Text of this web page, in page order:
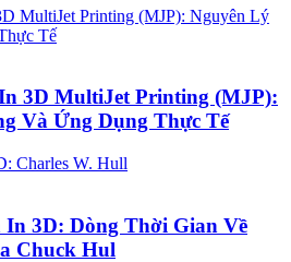
3D MultiJet Printing (MJP):
Và Ứng Dụng Thực Tế
3D: Dòng Thời Gian Về
Chuck Hul